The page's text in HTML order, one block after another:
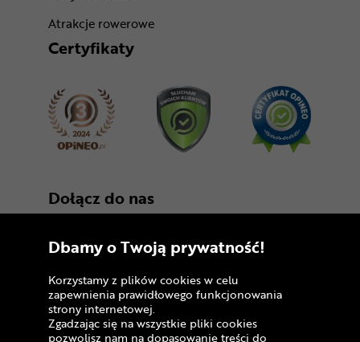
Atrakcje rowerowe
Certyfikaty
Dołącz do nas
Copyright © 2005 - 2026
Dbamy o Twoją prywatność!
Korzystamy z plików cookies w celu
zapewnienia prawidłowego funkcjonowania
strony internetowej.
Zgadzając się na wszystkie pliki cookies
pozwolisz nam na dopasowanie treści do